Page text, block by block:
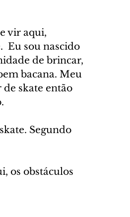
vir aqui,
Eu sou nascido
de brincar,
bacana. Meu
skate então
Segundo
os obstáculos